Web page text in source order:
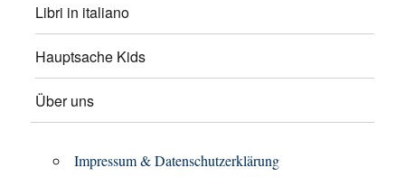
Libri in italiano
Hauptsache Kids
Über uns
Impressum & Datenschutzerklärung